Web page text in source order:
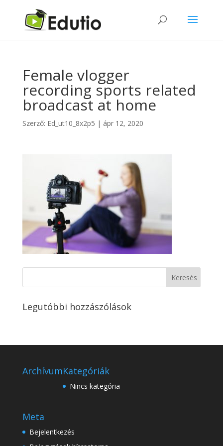
Female vlogger
recording sports related
broadcast at home
Szerző: Ed_ut10_8x2p5 | ápr 12, 2020
Legutóbbi hozzászólások
ArchívumKategóriák
Nincs kategória
Meta
Bejelentkezés